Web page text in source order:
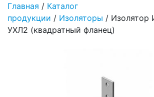
Главная / Каталог
продукции / Изоляторы / Изолятор
УХЛ2 (квадратный фланец)